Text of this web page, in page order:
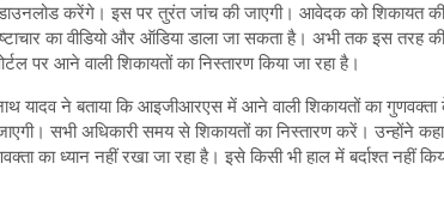
डाउनलोड करेंगे। इस पर तुरंत जांच की जाएगी। आवेदक को शिकायत
का वीडियो और ऑडिया डाला जा सकता है। अभी तक इस तरह की
पर आने वाली शिकायतों का निस्तारण किया जा रहा है।
यादव ने बताया कि आइजीआरएस में आने वाली शिकायतों का
जाएगी। सभी अधिकारी समय से शिकायतों का निस्तारण करें।
का ध्यान नहीं रखा जा रहा है। इसे किसी भी हाल में बर्दाश्त नहीं